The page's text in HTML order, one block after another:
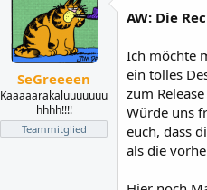
SeGreeeen
Kaaaaarakaluuuuuuu
hhhh!!!!
Teammitglied
AW: Die
Ich möchte
ein tolles
zum
Würde uns
euch, dass
als die